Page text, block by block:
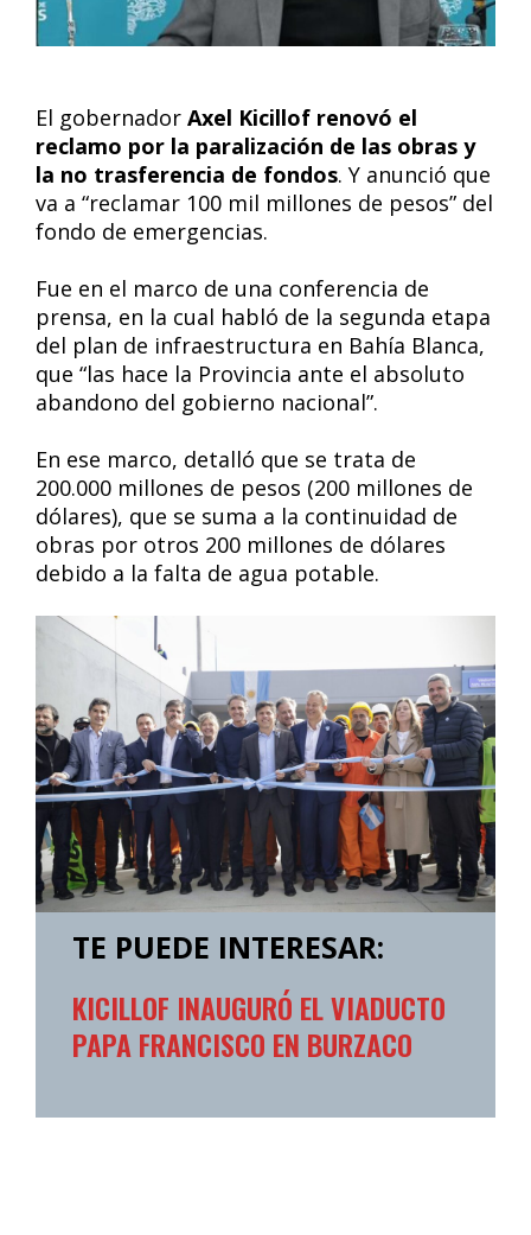
El gobernador Axel Kicillof renovó el
reclamo por la paralización de las obras y
la no trasferencia de fondos. Y anunció que
va a “reclamar 100 mil millones de pesos” del
fondo de emergencias.
Fue en el marco de una conferencia de
prensa, en la cual habló de la segunda etapa
del plan de infraestructura en Bahía Blanca,
que “las hace la Provincia ante el absoluto
abandono del gobierno nacional”.
En ese marco, detalló que se trata de
200.000 millones de pesos (200 millones de
dólares), que se suma a la continuidad de
obras por otros 200 millones de dólares
debido a la falta de agua potable.
TE PUEDE INTERESAR:
KICILLOF INAUGURÓ EL VIADUCTO
PAPA FRANCISCO EN BURZACO